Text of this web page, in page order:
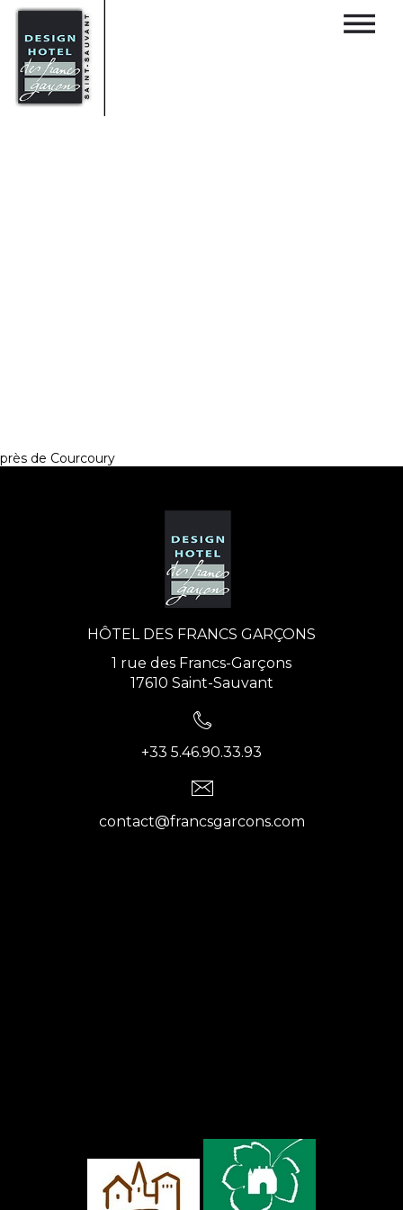
près de Courcoury
HÔTEL DES FRANCS GARÇONS
1 rue des Francs-Garçons
17610 Saint-Sauvant
+33 5.46.90.33.93
contact@francsgarcons.com